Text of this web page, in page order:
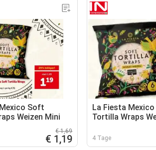
Soft
Weizen Mini
€ 1,69
€ 1,19
La Fiesta
Tortilla Wraps
4 Tage